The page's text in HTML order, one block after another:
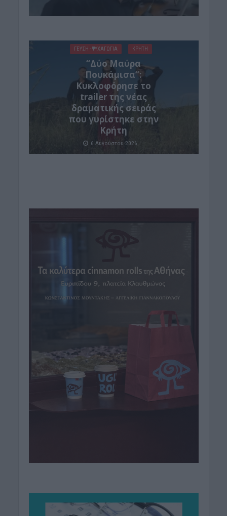
ΓΕΎΣΗ - ΨΥΧΑΓΩΓΊΑ ΚΡΗΤΗ
“Δύο Μαύρα
Πουκάμισα”:
Κυκλοφόρησε το
trailer της νέας
δραματικής σειράς
που γυρίστηκε στην
Κρήτη
6 Αυγούστου 2026